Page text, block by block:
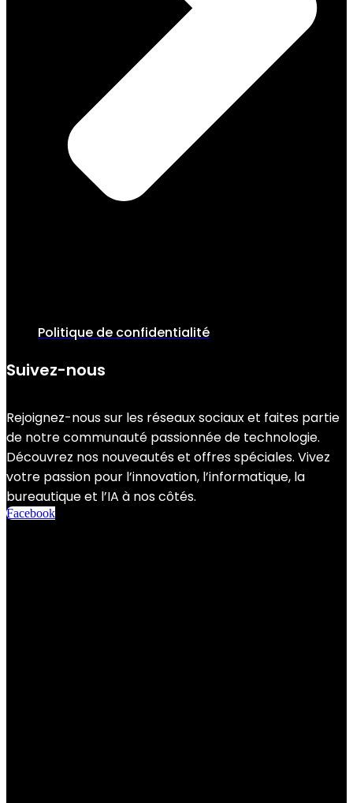
Politique de confidentialité
Suivez-nous
Rejoignez-nous sur les réseaux sociaux et faites partie
de notre communauté passionnée de technologie.
Découvrez nos nouveautés et offres spéciales. Vivez
votre passion pour l’innovation, l’informatique, la
bureautique et l’IA à nos côtés.
Facebook